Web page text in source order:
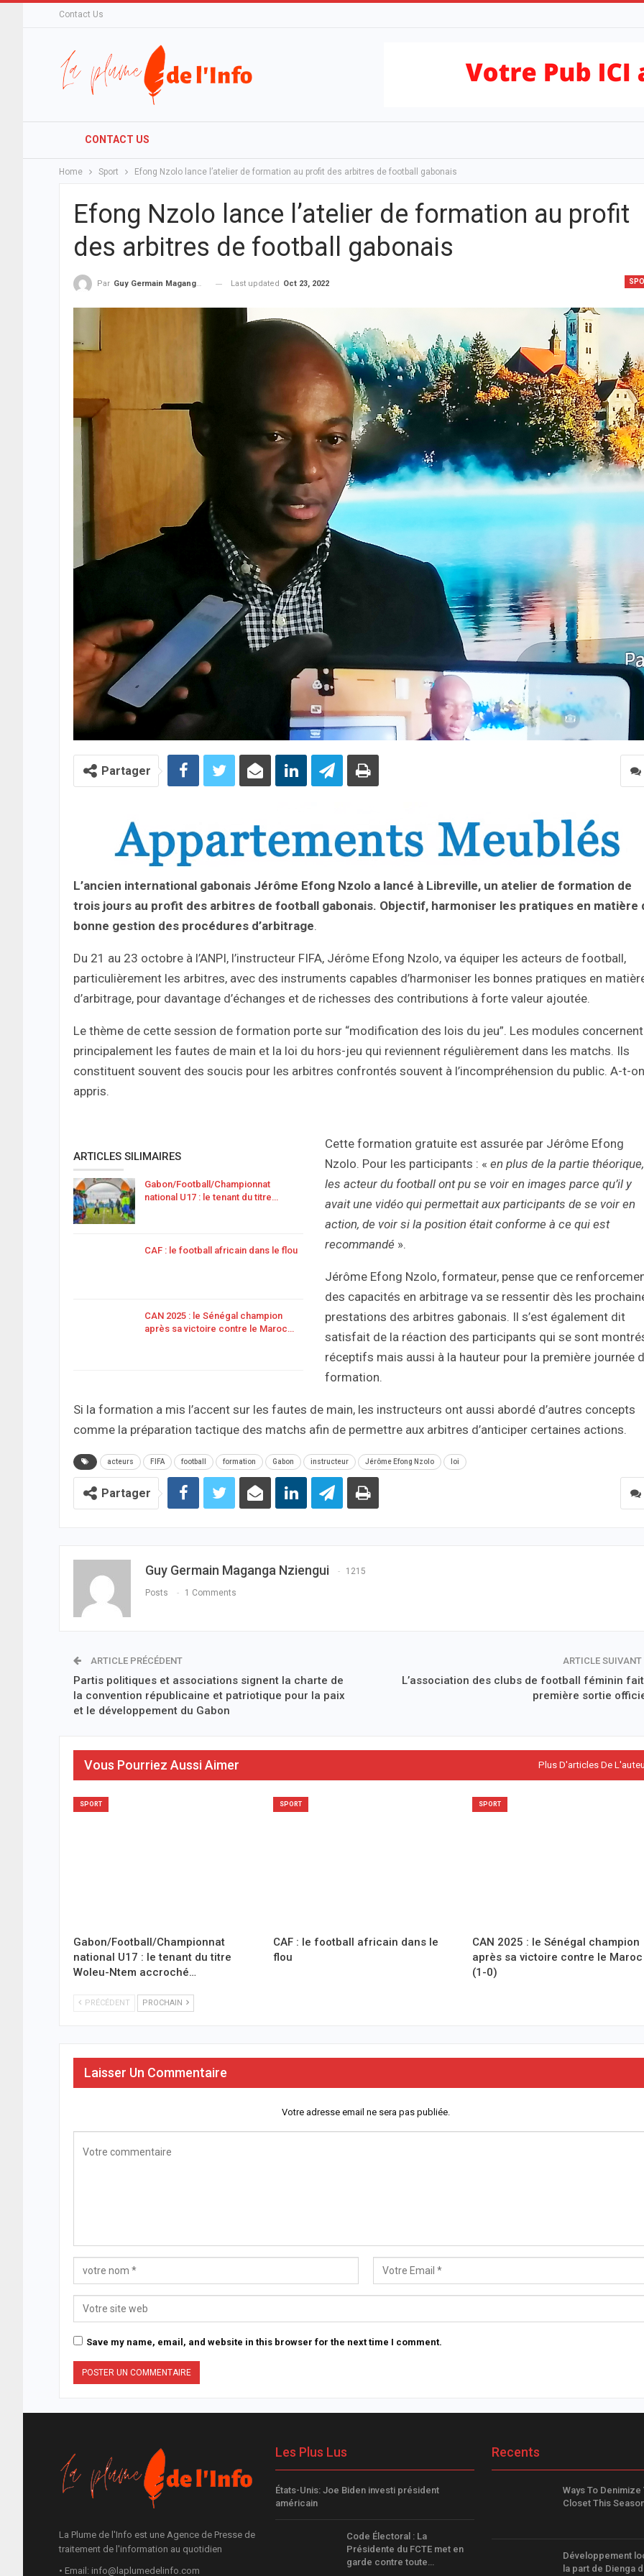
Contact Us
CONTACT US
Home Sport Efong Nzolo lance l’atelier de formation au profit des arbitres de football gabonais
Efong Nzolo lance l’atelier de formation au profit
des arbitres de football gabonais
Par Guy Germain Maganga Nziengui Last updated Oct 23, 2022
Partager
L’ancien international gabonais Jérôme Efong Nzolo a lancé à Libreville, un atelier de formation de
trois jours au profit des arbitres de football gabonais. Objectif, harmoniser les pratiques en matière
bonne gestion des procédures d’arbitrage.
Du 21 au 23 octobre à l’ANPI, l’instructeur FIFA, Jérôme Efong Nzolo, va équiper les acteurs de football,
particulièrement les arbitres, avec des instruments capables d’harmoniser les bonnes pratiques en
d’arbitrage, pour davantage d’échanges et de richesses des contributions à forte valeur ajoutée.
Le thème de cette session de formation porte sur “modification des lois du jeu”. Les modules concernent
principalement les fautes de main et la loi du hors-jeu qui reviennent régulièrement dans les matchs. Ils
constituent souvent des soucis pour les arbitres confrontés souvent à l’incompréhension du public. A-t-on
appris.
ARTICLES SILIMAIRES
Gabon/Football/Championnat
national U17 : le tenant du titre…
CAF : le football africain dans le flou
CAN 2025 : le Sénégal champion
après sa victoire contre le Maroc…
Cette formation gratuite est assurée par Jérôme Efong
Nzolo. Pour les participants : « en plus de la partie théorique,
les acteur du football ont pu se voir en images parce qu’il y
avait une vidéo qui permettait aux participants de se voir en
action, de voir si la position était conforme à ce qui est
recommandé ».
Jérôme Efong Nzolo, formateur, pense que ce
des capacités en arbitrage va se ressentir dès les
prestations des arbitres gabonais. Il s’est également dit
satisfait de la réaction des participants qui se sont
réceptifs mais aussi à la hauteur pour la première journée
formation.
Si la formation a mis l’accent sur les fautes de main, les instructeurs ont aussi abordé d’autres concepts
comme la préparation tactique des matchs afin de permettre aux arbitres d’anticiper certaines actions.
acteurs FIFA football formation Gabon instructeur Jérôme Efong Nzolo loi
Partager
Guy Germain Maganga Nziengui 1215
Posts 1 Comments
ARTICLE PRÉCÉDENT
Partis politiques et associations signent la charte de
la convention républicaine et patriotique pour la paix
et le développement du Gabon
ARTICLE SUIVANT
L’association des clubs de football féminin
première sortie
Vous Pourriez Aussi Aimer Plus D'articles De
SPORT
Gabon/Football/Championnat
national U17 : le tenant du titre
Woleu-Ntem accroché…
SPORT
CAF : le football africain dans le
flou
SPORT
CAN 2025 : le Sénégal champion
après sa victoire contre le Maroc
(1-0)
PRÉCÉDENT PROCHAIN
Laisser Un Commentaire
Votre adresse email ne sera pas publiée.
Save my name, email, and website in this browser for the next time I comment.
La Plume de l'Info est une Agence de Presse de
traitement de l'information au quotidien
• Email: info@laplumedelinfo.com
Les Plus Lus
États-Unis: Joe Biden investi président
américain
Code Électoral : La
Présidente du FCTE met en
garde contre toute…
Recents
Ways To Denimize
Closet This
Développement
la part de Dienga